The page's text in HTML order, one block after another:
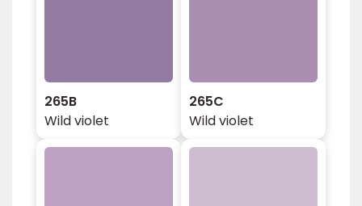
265B
Wild violet
265C
Wild violet